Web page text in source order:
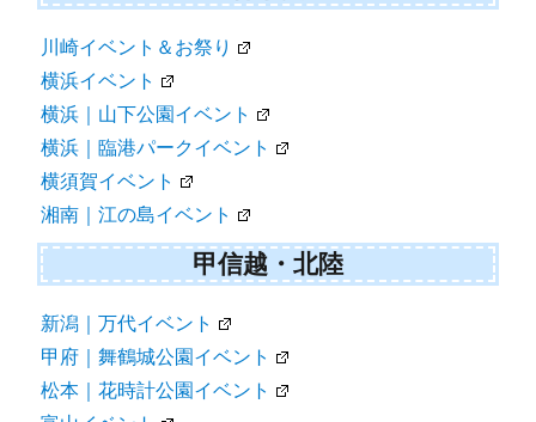
川崎イベント＆お祭り
横浜イベント
横浜｜山下公園イベント
横浜｜臨港パークイベント
横須賀イベント
湘南｜江の島イベント
甲信越・北陸
新潟｜万代イベント
甲府｜舞鶴城公園イベント
松本｜花時計公園イベント